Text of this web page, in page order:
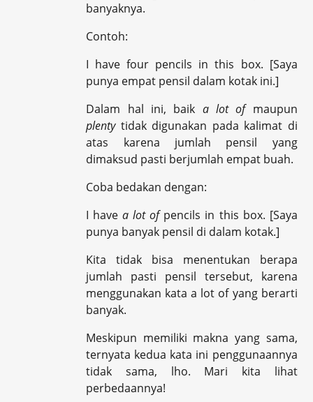
banyaknya.
Contoh:
I have four pencils in this box. [Saya
punya empat pensil dalam kotak ini.]
Dalam hal ini, baik a lot of maupun
plenty tidak digunakan pada kalimat di
atas karena jumlah pensil yang
dimaksud pasti berjumlah empat buah.
Coba bedakan dengan:
I havea lot of pencils in this box. [Saya
punya banyak pensil di dalam kotak.]
Kita tidak bisa menentukan berapa
jumlah pasti pensil tersebut, karena
menggunakan kata a lot of yang berarti
banyak.
Meskipun memiliki makna yang sama,
ternyata kedua kata ini penggunaannya
tidak sama, lho. Mari kita lihat
perbedaannya!